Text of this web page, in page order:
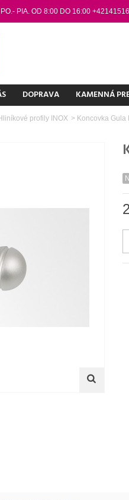
PIA. OD 8:00 DO 16:00
DOPRAVA KAMENNÁ
profily INOX > Koncovka Gula